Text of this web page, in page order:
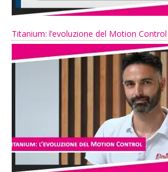
Titanium: l’evoluzione del Motion Control